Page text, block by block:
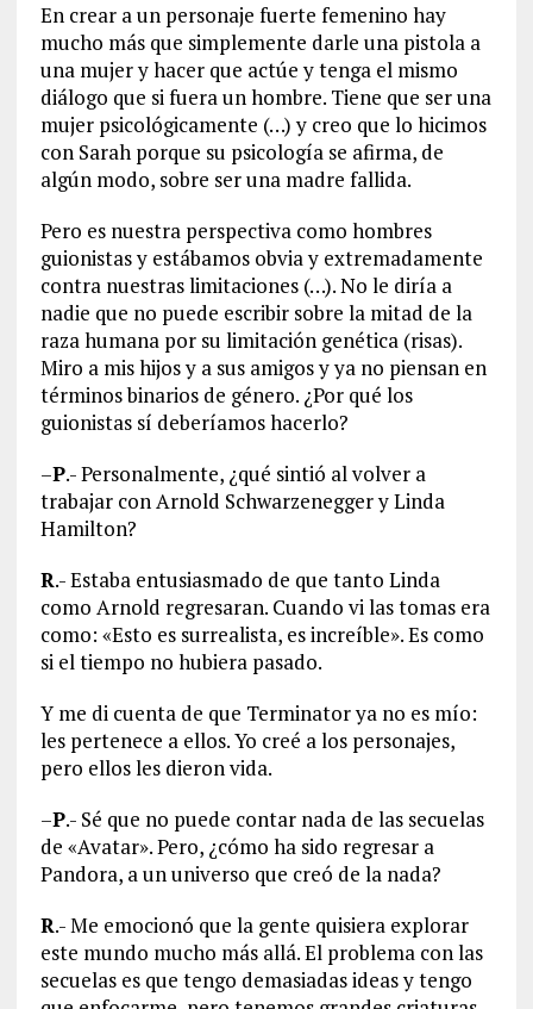
En crear a un personaje fuerte femenino hay
mucho más que simplemente darle una pistola a
una mujer y hacer que actúe y tenga el mismo
diálogo que si fuera un hombre. Tiene que ser una
mujer psicológicamente (…) y creo que lo hicimos
con Sarah porque su psicología se afirma, de
algún modo, sobre ser una madre fallida.
Pero es nuestra perspectiva como hombres
guionistas y estábamos obvia y extremadamente
contra nuestras limitaciones (…). No le diría a
nadie que no puede escribir sobre la mitad de la
raza humana por su limitación genética (risas).
Miro a mis hijos y a sus amigos y ya no piensan en
términos binarios de género. ¿Por qué los
guionistas sí deberíamos hacerlo?
–P.- Personalmente, ¿qué sintió al volver a
trabajar con Arnold Schwarzenegger y Linda
Hamilton?
R.- Estaba entusiasmado de que tanto Linda
como Arnold regresaran. Cuando vi las tomas era
como: «Esto es surrealista, es increíble». Es como
si el tiempo no hubiera pasado.
Y me di cuenta de que Terminator ya no es mío:
les pertenece a ellos. Yo creé a los personajes,
pero ellos les dieron vida.
–P.- Sé que no puede contar nada de las secuelas
de «Avatar». Pero, ¿cómo ha sido regresar a
Pandora, a un universo que creó de la nada?
R.- Me emocionó que la gente quisiera explorar
este mundo mucho más allá. El problema con las
secuelas es que tengo demasiadas ideas y tengo